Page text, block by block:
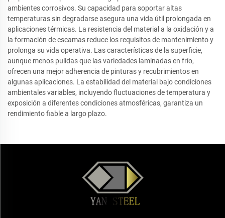
ambientes corrosivos. Su capacidad para soportar altas
temperaturas sin degradarse asegura una vida útil prolongada en
aplicaciones térmicas. La resistencia del material a la oxidación y a
la formación de escamas reduce los requisitos de mantenimiento y
prolonga su vida operativa. Las características de la superficie,
aunque menos pulidas que las variedades laminadas en frío,
ofrecen una mejor adherencia de pinturas y recubrimientos en
algunas aplicaciones. La estabilidad del material bajo condiciones
ambientales variables, incluyendo fluctuaciones de temperatura y
exposición a diferentes condiciones atmosféricas, garantiza un
rendimiento fiable a largo plazo.